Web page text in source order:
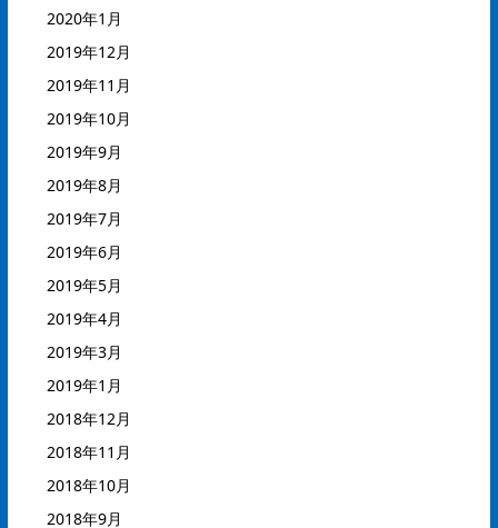
2020年1月
2019年12月
2019年11月
2019年10月
2019年9月
2019年8月
2019年7月
2019年6月
2019年5月
2019年4月
2019年3月
2019年1月
2018年12月
2018年11月
2018年10月
2018年9月